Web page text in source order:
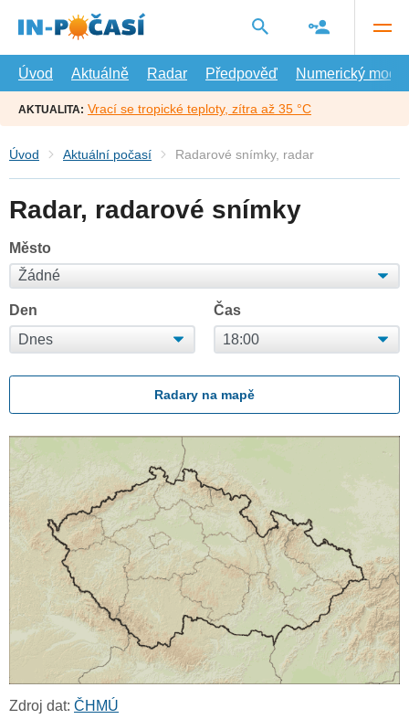
hlavní
Úvod
Aktuálně Radar Předpověď Numerický model
AKTUALITA: Vrací se tropické teploty, zítra až 35 °C
Úvod Aktuální počasí Radarové snímky, radar
Radar, radarové snímky
Město
Den Čas
Radary na mapě
Zdroj dat: ČHMÚ